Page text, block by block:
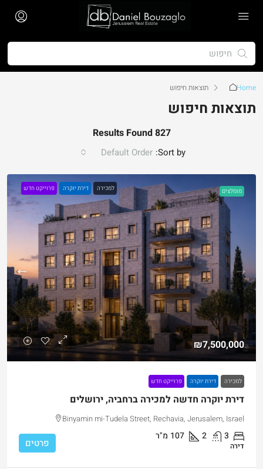
Home תוצאות חיפוש
תוצאות חיפוש
827 Results Found
Sort by:
Default Order
מומלצים למכירה דירת יוקרה פרוייקט חדש
₪7,500,000
למכירה דירת יוקרה פרוייקט חדש
דירת יוקרה חדשה למכירה ברחביה, ירושלים
Binyamin mi-Tudela Street, Rechavia, Jerusalem, Israel
3
2
107 מ"ר
דירה פרטים